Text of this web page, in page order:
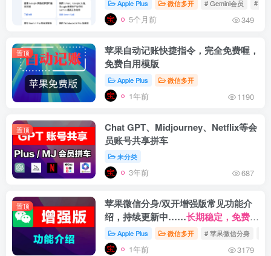
Apple Plus 微信多开 # Gemini会员 #
5个月前 349
置顶
苹果自动记账快捷指令，完全免费喔，
免费自用模版
Apple Plus 微信多开
1年前 1190
置顶
Chat GPT、Midjourney、Netflix等会
员账号共享拼车
未分类
3年前 687
置顶
苹果微信分身/双开增强版常见功能介
绍，持续更新中……长期稳定，免费更
新。Apple Plus 微信多开 # 苹果微信分身
1年前 3179